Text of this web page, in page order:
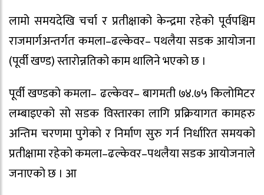
लामो समयदेखि चर्चा र प्रतीक्षाको केन्द्रमा रहेको पूर्वपश्चिम
राजमार्गअन्तर्गत कमला–ढल्केवर– पथलैया सडक आयोजना
(पूर्वी खण्ड) स्तारोन्नतिको काम थालिने भएको छ ।
पूर्वी खण्डको कमला– ढल्केवर– बागमती ७४.७५ किलोमिटर
लम्बाइएको सो सडक विस्तारका लागि प्रक्रियागत कामहरु
अन्तिम चरणमा पुगेको र निर्माण सुरु गर्न निर्धारित समयको
प्रतीक्षामा रहेको कमला–ढल्केवर–पथलैया सडक आयोजनाले
जनाएको छ । आ